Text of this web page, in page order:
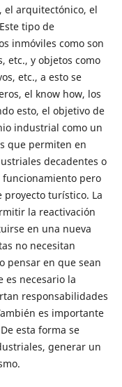
el arquitectónico, el
tipo de
inmóviles como son
etc., y objetos como
etc., a esto se
el know how, los
esto, el objetivo de
industrial como un
que permiten en
decadentes o
pero
turístico. La
la reactivación
en una nueva
no necesitan
pensar en que sean
es necesario la
responsabilidades
es importante
esta forma se
generar un